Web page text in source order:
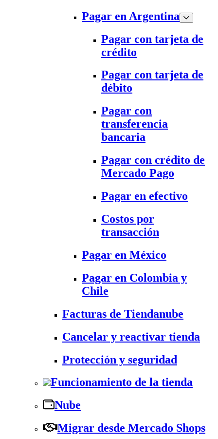
Pagar en Argentina
Pagar con tarjeta de
crédito
Pagar con tarjeta de
débito
Pagar con
transferencia
bancaria
Pagar con crédito de
Mercado Pago
Pagar en efectivo
Costos por
transacción
Pagar en México
Pagar en Colombia y
Chile
Facturas de Tiendanube
Cancelar y reactivar tienda
Protección y seguridad
Funcionamiento de la tienda
Nube
Migrar desde Mercado Shops